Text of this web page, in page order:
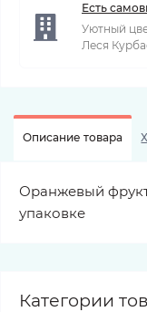
Есть
Уютный
Леся
Описание товара
Оранжевый
упаковке
Категории